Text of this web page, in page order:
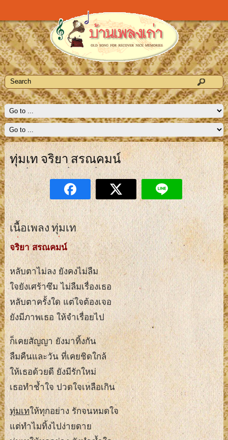
ทุ่มเท จริยา สรณคมน์
เนื้อเพลง ทุ่มเท
จริยา สรณคมน์
หลับตาไม่ลง ยังคงไม่ลืม
ใจยังเศร้าซึม ไม่ลืมเรื่องเธอ
หลับตาครั้งใด แต่ใจต้องเจอ
ยังมีภาพเธอ ให้จำเรื่อยไป
ก็เคยสัญญา ยังมาทิ้งกัน
ลืมคืนและวัน ที่เคยชิดใกล้
ให้เธอด้วยดี ยังมีรักใหม่
เธอทำช้ำใจ ปวดใจเหลือเกิน
ทุ่มเทให้ทุกอย่าง รักจนหมดใจ
แต่ทำไมทิ้งไปง่ายดาย